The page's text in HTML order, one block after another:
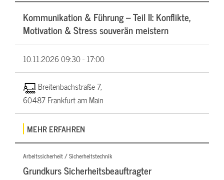
Kommunikation & Führung – Teil II: Konflikte,
Motivation & Stress souverän meistern
10.11.202609:30 - 17:00
Breitenbachstraße 7,
60487 Frankfurt am Main
MEHR ERFAHREN
Arbeitssicherheit / Sicherheitstechnik
Grundkurs Sicherheitsbeauftragter